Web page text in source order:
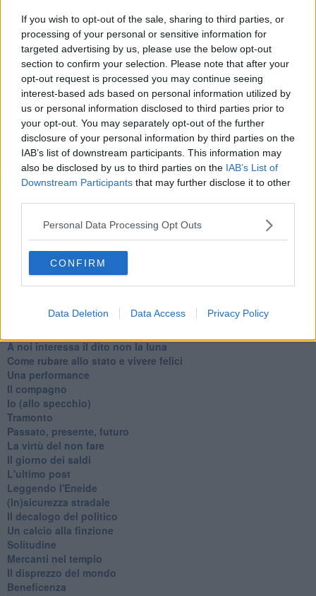
If you wish to opt-out of the sale, sharing to third parties, or
processing of your personal or sensitive information for
targeted advertising by us, please use the below opt-out
section to confirm your selection. Please note that after your
opt-out request is processed you may continue seeing
interest-based ads based on personal information utilized by
us or personal information disclosed to third parties prior to
your opt-out. You may separately opt-out of the further
disclosure of your personal information by third parties on the
IAB’s list of downstream participants. This information may
also be disclosed by us to third parties on the IAB’s List of
Downstream Participants that may further disclose it to other
Personal Data Processing Opt Outs
CONFIRM
Data Deletion Data Access Privacy Policy
​Lucrezia Borgia, una storia di potere
Facile profezia
Il terzo compito
L'abiura di Galileo
Fu vera gloria?
La guerricciola delle due rose
La truffa all'anziano
Alla fermata dell'autobus
La repressione sessuale per sentito dire
Diseducazione televisiva e inerzia della politica
Foto storica
Esequie solenni
Nostalgia del sangue blu
Teste calde
Non avere e non essere
Armiamoci e... avviatevi
Schizzi di fango
Sor-riso amaro
Fine anno al ristorante
Natale 2024
A noi interessa il dito non la luna
Come rubare allo stato e vivere felici
Una performance
Il compagno
​Io (allo specchio)
Tramonto
Passato, presente, futuro
La virtù del non fare
Il giorno dei saldi
L'ultimo post
Leggendo l'Eneide
​(In)sicurezza stradale
Il decalogo del politico
Un calcio alla finzione
Solitudine
Mercanti nel tempio
Il disprezzo del mondo
Beneficenza